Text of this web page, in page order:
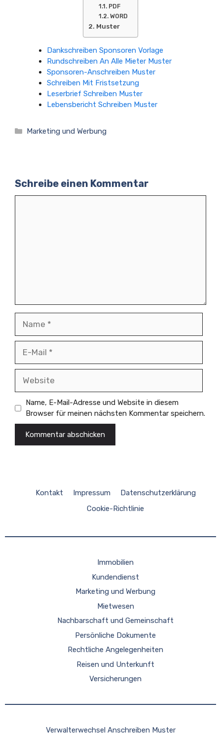
PDF
WORD
Muster
Dankschreiben Sponsoren Vorlage
Rundschreiben An Alle Mieter Muster
Sponsoren-Anschreiben Muster
Schreiben Mit Fristsetzung
Leserbrief Schreiben Muster
Lebensbericht Schreiben Muster
Kategorien
Marketing und Werbung
Schreibe einen Kommentar
Mail
Name, E-Mail-Adresse und Website in diesem
Browser für meinen nächsten Kommentar speichern.
Kontakt Impressum
Datenschutzerklärung
Cookie-Richtlinie
Immobilien
Kundendienst
Marketing und Werbung
Mietwesen
Nachbarschaft und Gemeinschaft
Persönliche Dokumente
Rechtliche Angelegenheiten
Reisen und Unterkunft
Versicherungen
Verwalterwechsel Anschreiben Muster